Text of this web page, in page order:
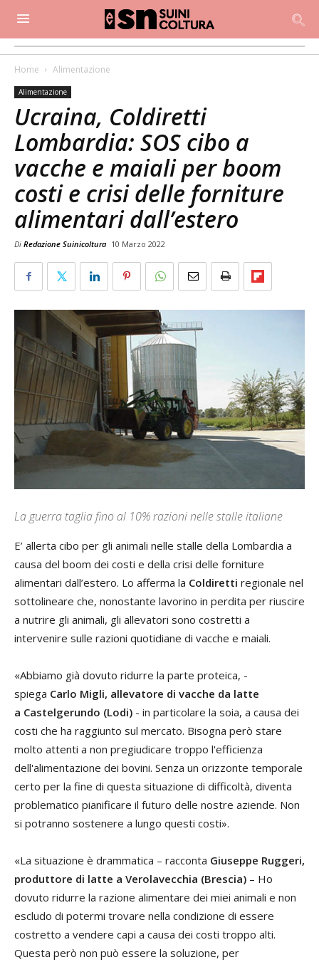
Home Alimentazione
Alimentazione
Ucraina, Coldiretti
Lombardia: SOS cibo a
vacche e maiali per boom
costi e crisi delle forniture
alimentari dall’estero
Di Redazione Suinicoltura 10 Marzo 2022
La guerra taglia fino al 10% razioni nelle stalle italiane
E’ allerta cibo per gli animali nelle stalle della Lombardia a
causa del boom dei costi e della crisi delle forniture
alimentari dall’estero. Lo afferma la Coldiretti regionale nel
sottolineare che, nonostante lavorino in perdita per riuscire
a nutrire gli animali, gli allevatori sono costretti a
intervenire sulle razioni quotidiane di vacche e maiali.
«Abbiamo già dovuto ridurre la parte proteica, -
spiega Carlo Migli, allevatore di vacche da latte
a Castelgerundo (Lodi) - in particolare la soia, a causa dei
costi che ha raggiunto sul mercato. Bisogna però stare
molto attenti a non pregiudicare troppo l'efficienza
dell'alimentazione dei bovini. Senza un orizzonte temporale
certo per la fine di questa situazione di difficoltà, diventa
problematico pianificare il futuro delle nostre aziende. Non
si potranno sostenere a lungo questi costi».
«La situazione è drammatica – racconta Giuseppe Ruggeri,
produttore di latte a Verolavecchia (Brescia) – Ho
dovuto ridurre la razione alimentare dei miei animali e non
escludo di potermi trovare nella condizione di essere
costretto a vendere capi a causa dei costi troppo alti.
Questa però non può essere la soluzione, per